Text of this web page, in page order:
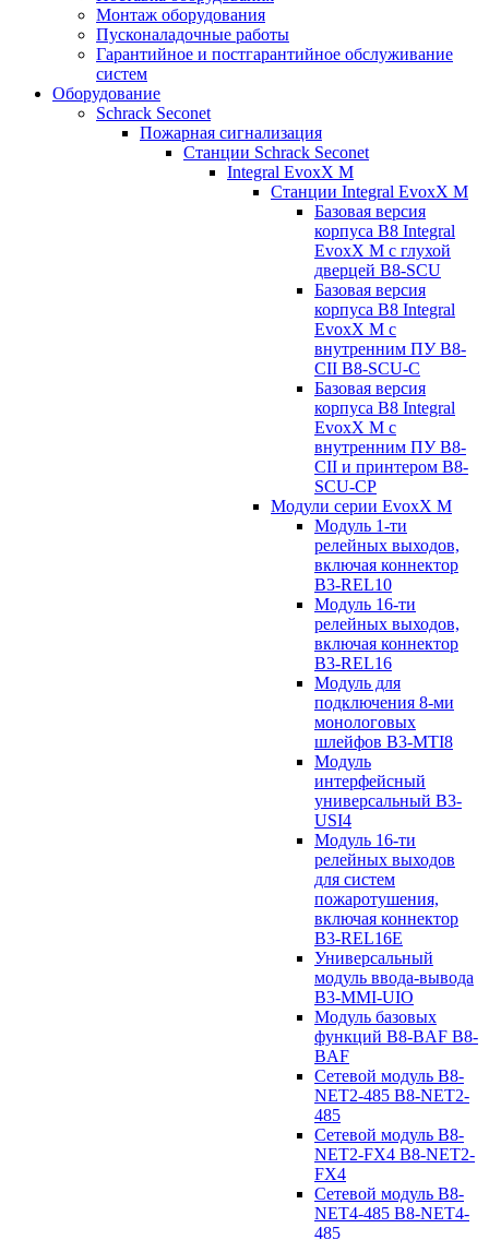
Монтаж оборудования
Пусконаладочные работы
Гарантийное и постгарантийное обслуживание
систем
Оборудование
Schrack Seconet
Пожарная сигнализация
Станции Schrack Seconet
Integral EvoxX M
Станции Integral EvoxX M
Базовая версия
корпуса B8 Integral
EvoxX M с глухой
дверцей B8-SCU
Базовая версия
корпуса B8 Integral
EvoxX M с
внутренним ПУ B8-
CII B8-SCU-C
Базовая версия
корпуса B8 Integral
EvoxX M с
внутренним ПУ B8-
CII и принтером B8-
SCU-CP
Модули серии EvoxX M
Модуль 1-ти
релейных выходов,
включая коннектор
B3-REL10
Модуль 16-ти
релейных выходов,
включая коннектор
B3-REL16
Модуль для
подключения 8-ми
монологовых
шлейфов B3-MTI8
Модуль
интерфейсный
универсальный B3-
USI4
Модуль 16-ти
релейных выходов
для систем
пожаротушения,
включая коннектор
B3-REL16E
Универсальный
модуль ввода-вывода
B3-MMI-UIO
Модуль базовых
функций B8-BAF B8-
BAF
Сетевой модуль B8-
NET2-485 B8-NET2-
485
Сетевой модуль B8-
NET2-FX4 B8-NET2-
FX4
Сетевой модуль B8-
NET4-485 B8-NET4-
485